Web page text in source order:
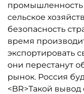
промышленность
сельское
безопасность
время
экспортировать
они перестанут
рынок. Россия
<BR>Такой